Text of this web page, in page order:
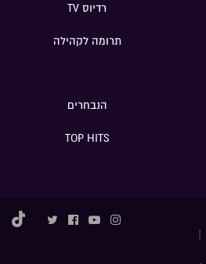
רדיוס TV
תרומה לקהילה
הנבחרים
TOP HITS